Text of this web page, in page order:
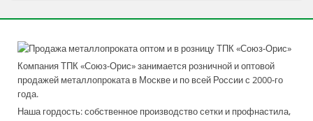
Компания ТПК «Союз-Орис» занимается розничной и оптовой
продажей металлопроката в Москве и по всей России с 2000-го
года.
Наша гордость: собственное производство сетки и профнастила,